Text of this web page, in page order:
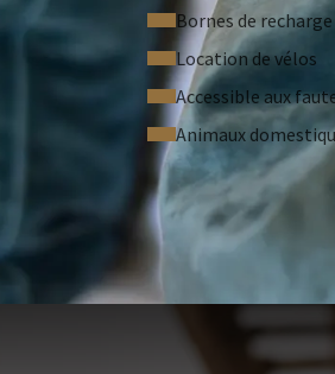
Bornes de recharge
Location de vélos
Accessible aux
Animaux
FRÉQUEMMENT POSÉES
minimum de 2 adultes par
à la disponibilité